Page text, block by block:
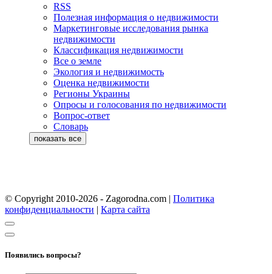
RSS
Полезная информация о недвижимости
Маркетинговые исследования рынка
недвижимости
Классификация недвижимости
Все о земле
Экология и недвижимость
Оценка недвижимости
Регионы Украины
Опросы и голосования по недвижимости
Вопрос-ответ
Словарь
© Copyright 2010-2026 - Zagorodna.com | Политика
конфиденциальности | Карта сайта
Появились вопросы?